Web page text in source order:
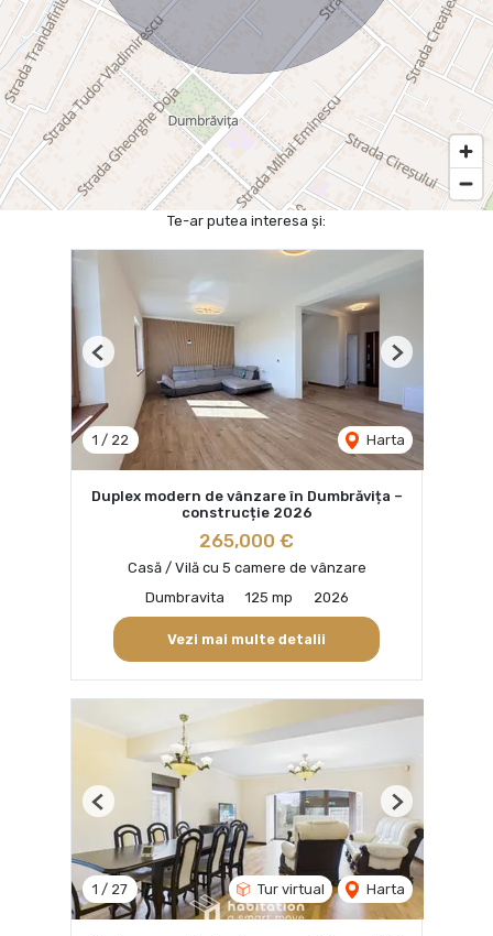
Te-ar putea interesa și:
1 / 22 Harta
Previous Next
Duplex modern de vânzare în Dumbrăvița –
construcție 2026
265,000 €
Casă / Vilă cu 5 camere de vânzare
Dumbravita
125 mp 2026
Vezi mai multe detalii
1 / 27 Tur virtual Harta
Previous Next